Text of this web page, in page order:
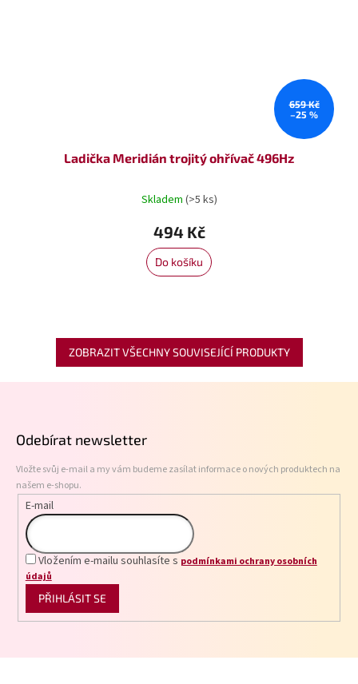
659 Kč
–25 %
Ladička Meridián trojitý ohřívač 496Hz
Skladem (>5 ks)
494 Kč
Do košíku
ZOBRAZIT VŠECHNY SOUVISEJÍCÍ PRODUKTY
Odebírat newsletter
Vložte svůj e-mail a my vám budeme zasílat informace o nových produktech na
našem e-shopu.
E-mail
Vložením e-mailu souhlasíte s podmínkami ochrany osobních
údajů
PŘIHLÁSIT SE